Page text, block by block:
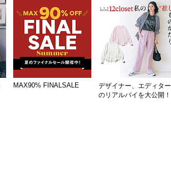
MAX90% FINALSALE
デザイナー、エディター
のリアルバイを大公開！